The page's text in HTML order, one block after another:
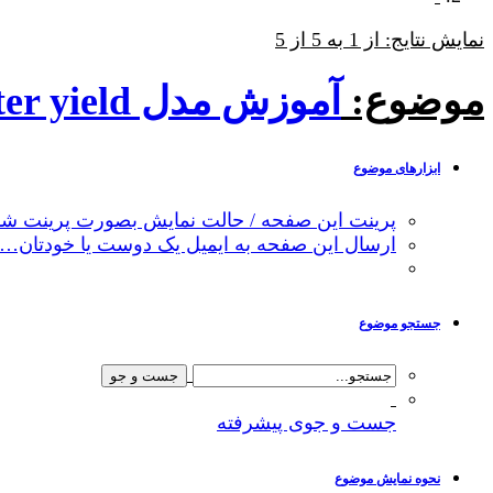
نمایش نتایج: از 1 به 5 از 5
موضوع: آموزش مدل water yield ارزشگذاری خدمات اکوسیستمی تولید آب
ابزارهای موضوع
پرینت این صفحه / حالت نمایش بصورت پرینت
ارسال این صفحه به ایمیل یک دوست یا خودتان…
جستجو موضوع
جست و جوی پیشرفته
نحوه نمایش موضوع